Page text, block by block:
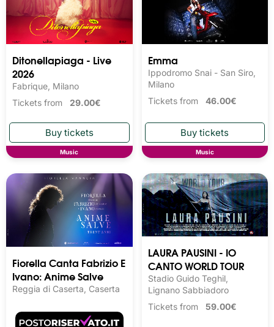
Ditonellapiaga - Live
2026
Fabrique, Milano
Tickets from 29.00€
Music
Emma
Ippodromo Snai - San Siro,
Milano
Tickets from 46.00€
Music
Fiorella Canta Fabrizio E
Ivano: Anime Salve
Reggia di Caserta, Caserta
LAURA PAUSINI - IO
CANTO WORLD TOUR
Stadio Guido Teghil,
Lignano Sabbiadoro
Tickets from 59.00€